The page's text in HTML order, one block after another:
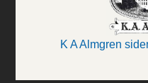
K A Almgren